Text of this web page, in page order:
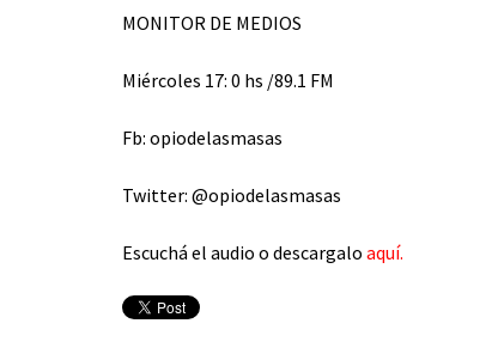
MONITOR DE MEDIOS
Miércoles 17: 0 hs /89.1 FM
Fb: opiodelasmasas
Twitter: @opiodelasmasas
Escuchá el audio o descargalo aquí.